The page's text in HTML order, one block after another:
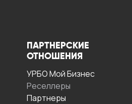
ПАРТНЕРСКИЕ
ОТНОШЕНИЯ
УРБО Мой Бизнес
Реселлеры
Партнеры